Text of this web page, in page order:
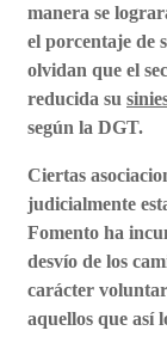
manera se
el porcentaje de
olvidan que el
reducida su
según la DGT.
Ciertas
judicialmente
Fomento ha
desvío de los
carácter
aquellos que así